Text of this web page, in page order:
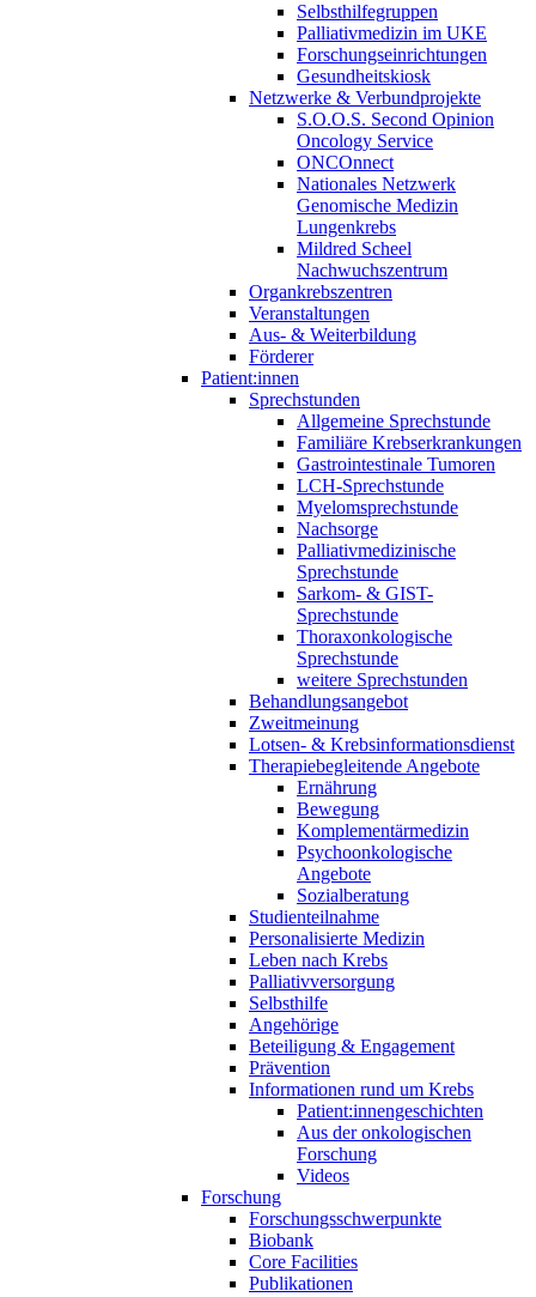
Selbsthilfegruppen
Palliativmedizin im UKE
Forschungseinrichtungen
Gesundheitskiosk
Netzwerke & Verbundprojekte
S.O.O.S. Second Opinion
Oncology Service
ONCOnnect
Nationales Netzwerk
Genomische Medizin
Lungenkrebs
Mildred Scheel
Nachwuchszentrum
Organkrebszentren
Veranstaltungen
Aus- & Weiterbildung
Förderer
Patient:innen
Sprechstunden
Allgemeine Sprechstunde
Familiäre Krebserkrankungen
Gastrointestinale Tumoren
LCH-Sprechstunde
Myelomsprechstunde
Nachsorge
Palliativmedizinische
Sprechstunde
Sarkom- & GIST-
Sprechstunde
Thoraxonkologische
Sprechstunde
weitere Sprechstunden
Behandlungsangebot
Zweitmeinung
Lotsen- & Krebsinformationsdienst
Therapiebegleitende Angebote
Ernährung
Bewegung
Komplementärmedizin
Psychoonkologische
Angebote
Sozialberatung
Studienteilnahme
Personalisierte Medizin
Leben nach Krebs
Palliativversorgung
Selbsthilfe
Angehörige
Beteiligung & Engagement
Prävention
Informationen rund um Krebs
Patient:innengeschichten
Aus der onkologischen
Forschung
Videos
Forschung
Forschungsschwerpunkte
Biobank
Core Facilities
Publikationen